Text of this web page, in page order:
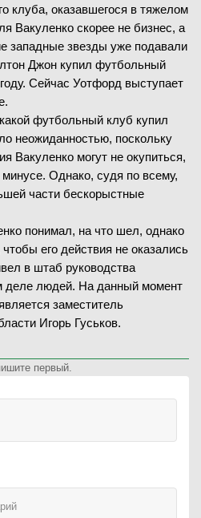
клуба, оказавшегося в тяжелом
Вакуленко скорее не бизнес, а
западные звезды уже подавали
Джон купил футбольный
Сейчас Уотфорд выступает
футбольный клуб купил
неожиданностью, поскольку
Вакуленко могут не окупиться,
минусе. Однако, судя по всему,
части бескорыстные
понимал, на что шел, однако
его действия не оказались
в штаб руководства
деле людей. На данный момент
заместитель
Игорь Гуськов.
первый.